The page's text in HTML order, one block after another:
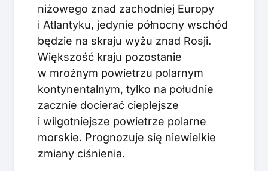
niżowego znad zachodniej Europy
i Atlantyku, jedynie północny wschód
będzie na skraju wyżu znad Rosji.
Większość kraju pozostanie
w mroźnym powietrzu polarnym
kontynentalnym, tylko na południe
zacznie docierać cieplejsze
i wilgotniejsze powietrze polarne
morskie. Prognozuje się niewielkie
zmiany ciśnienia.